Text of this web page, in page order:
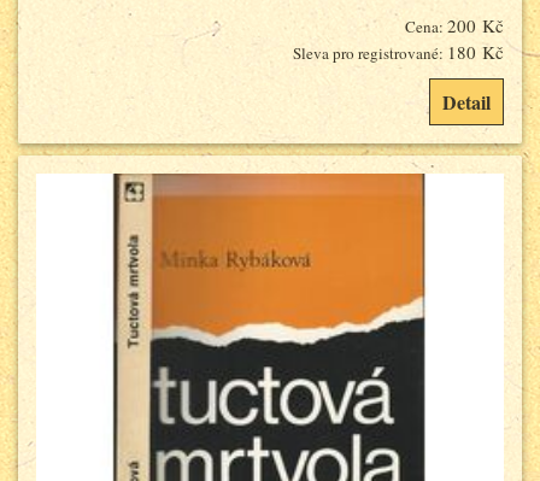
Cena: 200 Kč
Sleva pro registrované: 180 Kč
Detail